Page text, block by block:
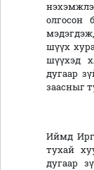
олгосон
шүүх
шүүхэд
дугаар
заасныг
Иймд
тухай
дугаар